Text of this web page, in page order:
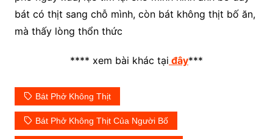
bát có thịt sang chỗ mình, còn bát không thịt bố ăn,
mà thấy lòng thổn thức
**** xem bài khác tại đây***
Bát Phở Không Thịt
Bát Phở Không Thịt Của Người Bố